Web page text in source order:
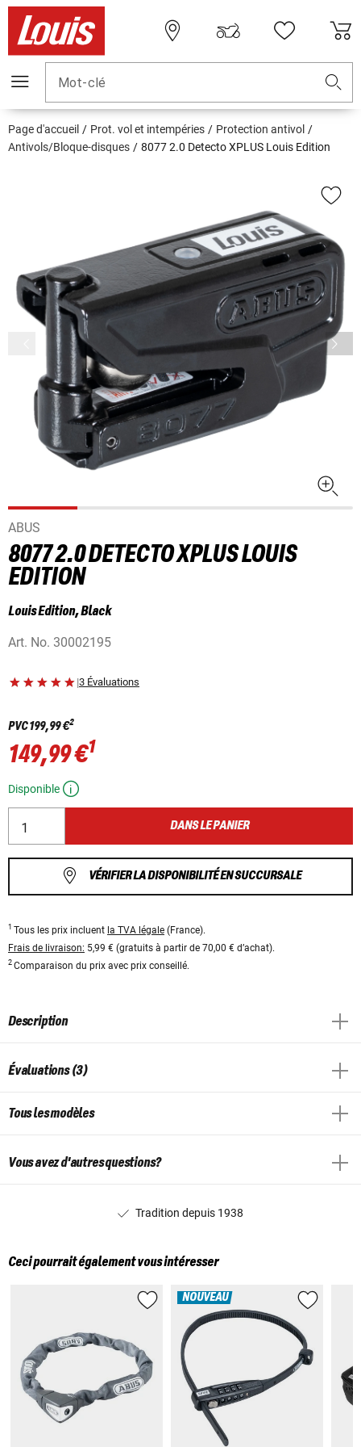
Mot-clé
Page d'accueil Prot. vol et intempéries
Protection antivol
Antivols/Bloque-disques
8077 2.0 Detecto XPLUS Louis Edition
ABUS
8077 2.0 DETECTO XPLUS LOUIS
EDITION
Louis Edition, Black
Art. No. 30002195
|3 Évaluations
PVC199,99 €2
149,99 €1
Disponible
DANS LE PANIER
VÉRIFIER LA DISPONIBILITÉ EN SUCCURSALE
1 Tous les prix incluent la TVA légale (France).
Frais de livraison: 5,99 € (gratuits à partir de 70,00 € d’achat).
2 Comparaison du prix avec prix conseillé.
Description
Évaluations (3)
Tous les modèles
Vous avez d'autres questions?
Tradition depuis 1938
Ceci pourrait également vous intéresser
NOUVEAU